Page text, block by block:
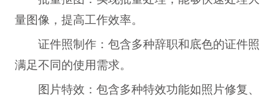
量图像，提高工作效率。
证件照制作：包含多种辞职和底色的证件照
满足不同的使用需求。
图片特效：包含多种特效功能如照片修复、